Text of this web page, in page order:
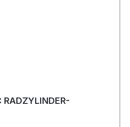
RADZYLINDER-